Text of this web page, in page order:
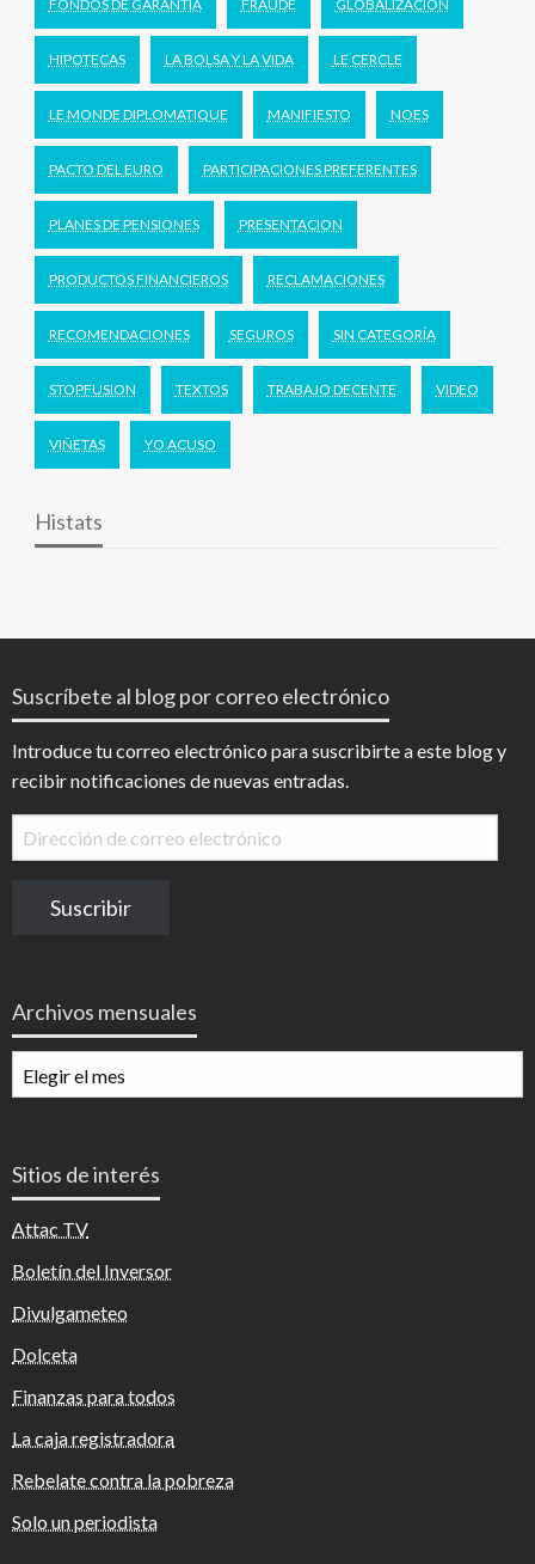
FONDOS DE GARANTIA FRAUDE GLOBALIZACIÓN
HIPOTECAS LA BOLSA Y LA VIDA LE CERCLE
LE MONDE DIPLOMATIQUE MANIFIESTO NOES
PACTO DEL EURO PARTICIPACIONES PREFERENTES
PLANES DE PENSIONES PRESENTACION
PRODUCTOS FINANCIEROS RECLAMACIONES
RECOMENDACIONES SEGUROS SIN CATEGORÍA
STOPFUSION TEXTOS TRABAJO DECENTE VIDEO
VIÑETAS YO ACUSO
Histats
Suscríbete al blog por correo electrónico
Introduce tu correo electrónico para suscribirte a este blog y
recibir notificaciones de nuevas entradas.
Dirección
de
electrónico
Suscribir
Archivos mensuales
mensuales
Sitios de interés
Attac TV
Boletín del Inversor
Divulgameteo
Dolceta
Finanzas para todos
La caja registradora
Rebelate contra la pobreza
Solo un periodista